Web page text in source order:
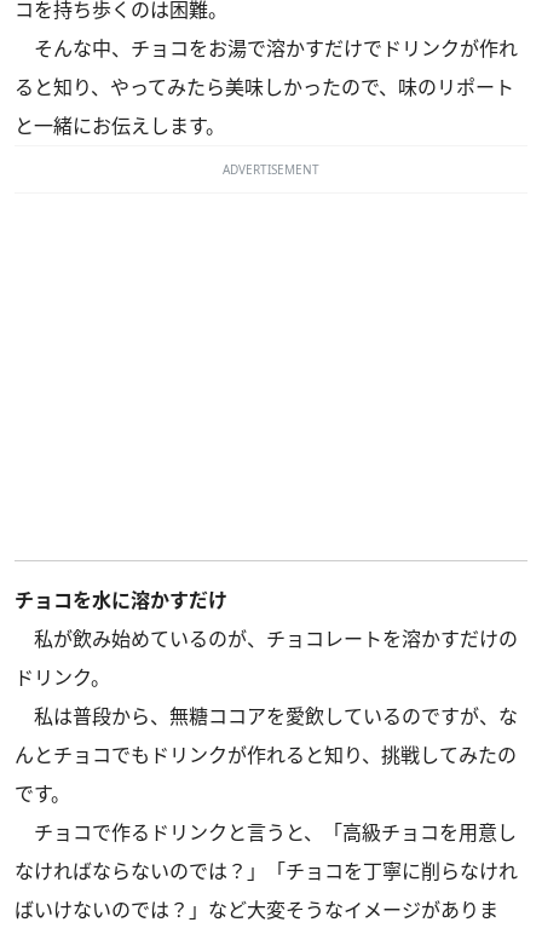
コを持ち歩くのは困難。
そんな中、チョコをお湯で溶かすだけでドリンクが作れ
ると知り、やってみたら美味しかったので、味のリポート
と一緒にお伝えします。
ADVERTISEMENT
チョコを水に溶かすだけ
私が飲み始めているのが、チョコレートを溶かすだけの
ドリンク。
私は普段から、無糖ココアを愛飲しているのですが、な
んとチョコでもドリンクが作れると知り、挑戦してみたの
です。
チョコで作るドリンクと言うと、「高級チョコを用意し
なければならないのでは？」「チョコを丁寧に削らなけれ
ばいけないのでは？」など大変そうなイメージがありま